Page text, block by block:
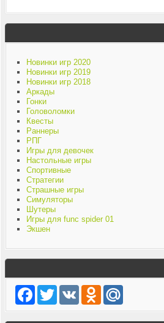
Новинки игр 2020
Новинки игр 2019
Новинки игр 2018
Аркады
Гонки
Головоломки
Квесты
Раннеры
РПГ
Игры для девочек
Настольные игры
Спортивные
Стратегии
Страшные игры
Симуляторы
Шутеры
Игры для func spider 01
Экшен
Facebook
TwitterVK Odnoklassniki
Mail.Ru